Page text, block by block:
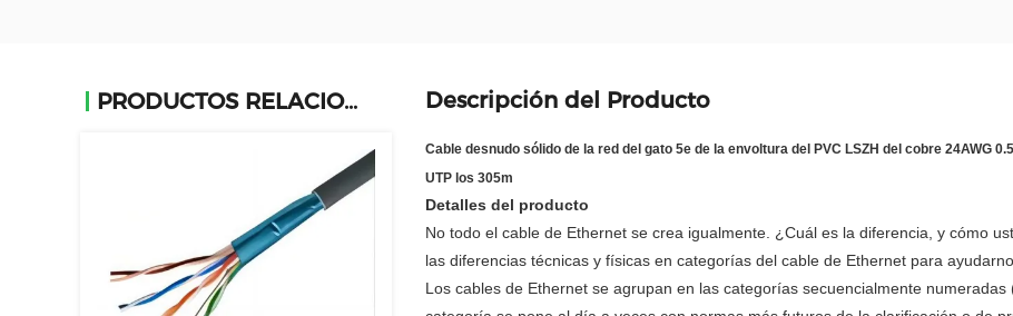
PRODUCTOS RELACIONADOS Descripción del Producto
Cable desnudo sólido de la red del gato 5e de la envoltura del PVC LSZH del cobre 24AWG
UTP los 305m
Detalles del producto
No todo el cable de Ethernet se crea igualmente. ¿Cuál es la diferencia, y cómo
las diferencias técnicas y físicas en categorías del cable de Ethernet para
Los cables de Ethernet se agrupan en las categorías secuencialmente numeradas